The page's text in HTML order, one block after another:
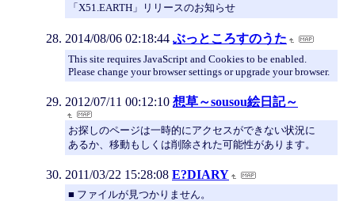
「X51.EARTH」リリースのお知らせ
2014/08/06 02:18:44 ぶっところすのうた
This site requires JavaScript and Cookies to be enabled.
Please change your browser settings or upgrade your browser.
2012/07/11 00:12:10 想草～sousou絵日記～
お探しのページは一時的にアクセスができない状況に
あるか、移動もしくは削除された可能性があります。
2011/03/22 15:28:08 E?DIARY
■ ファイルが見つかりません。